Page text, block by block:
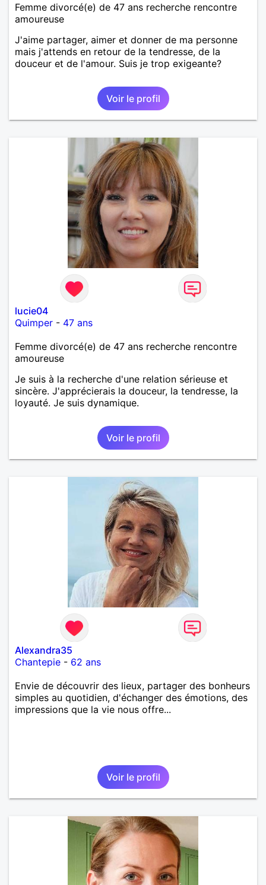
Femme divorcé(e) de 47 ans recherche rencontre
amoureuse
J'aime partager, aimer et donner de ma personne
mais j'attends en retour de la tendresse, de la
douceur et de l'amour. Suis je trop exigeante?
Voir le profil
lucie04
Quimper - 47 ans
Femme divorcé(e) de 47 ans recherche rencontre
amoureuse
Je suis à la recherche d'une relation sérieuse et
sincère. J'apprécierais la douceur, la tendresse, la
loyauté. Je suis dynamique.
Voir le profil
Alexandra35
Chantepie - 62 ans
Envie de découvrir des lieux, partager des bonheurs
simples au quotidien, d'échanger des émotions, des
impressions que la vie nous offre...
Voir le profil